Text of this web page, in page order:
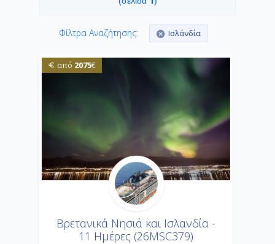
Φίλτρα Αναζήτησης: Ισλάνδία
από 2075€
Βρετανικά Νησιά και Ισλανδία -
11 Ημέρες (26MSC379)